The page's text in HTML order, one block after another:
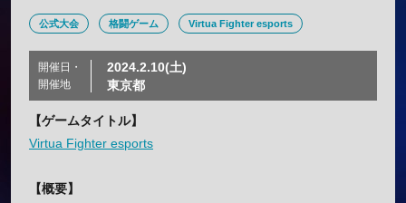
公式大会 格闘ゲーム Virtua Fighter esports
開催日・
開催地
2024.2.10(土)
東京都
【ゲームタイトル】
Virtua Fighter esports
【概要】